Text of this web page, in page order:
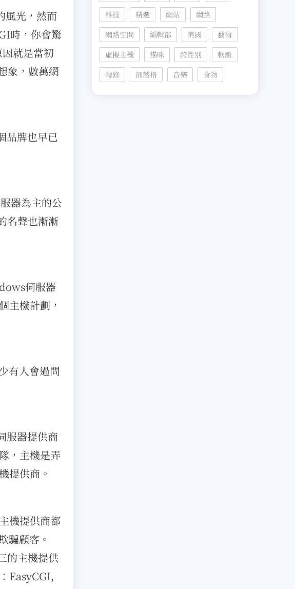
風光，然而
時，你會驚
就是當初
象，數萬網
品牌也早已
器為主的公
名聲也漸漸
伺服器
主機計劃，
有人會過問
服器提供商
，主機是弄
提供商。
機提供商都
騙顧客。
的主機提供
EasyCGI,
科技
精選 網站
網路
網路空間
編輯部 美國
藝術
虛擬主機
貓咪 跨性別
軟體
轉錄
部落格 音樂 食物